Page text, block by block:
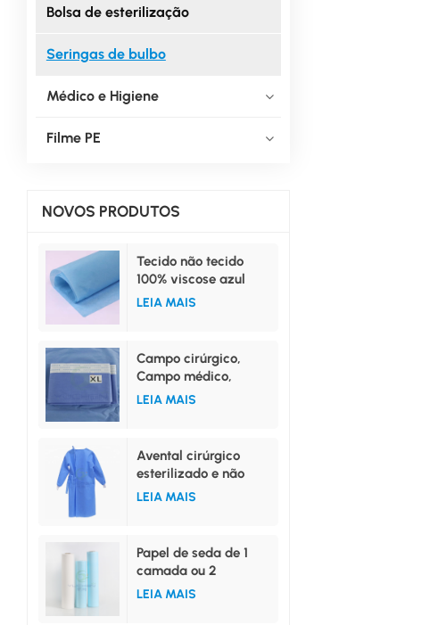
Bolsa de esterilização
Seringas de bulbo
Médico e Higiene
Filme PE
NOVOS PRODUTOS
Tecido não tecido
100% viscose azul
para uso médico.
LEIA MAIS
Campo cirúrgico,
Campo médico,
Campo superior,
LEIA MAIS
Avental cirúrgico
esterilizado e não
esterilizado nos
LEIA MAIS
Papel de seda de 1
camada ou 2
camadas laminado
LEIA MAIS